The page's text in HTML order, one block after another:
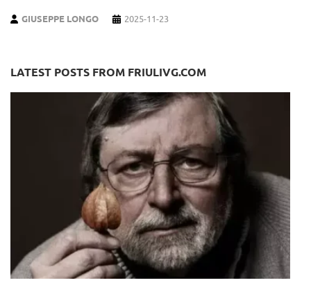
GIUSEPPE LONGO 2025-11-23
LATEST POSTS FROM FRIULIVG.COM